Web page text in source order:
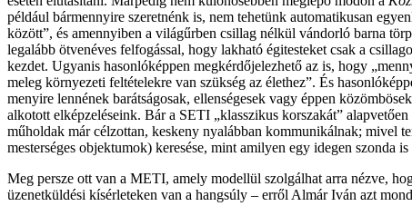
például bármennyire szeretnénk is, nem tehetünk automatikusan
között”, és amennyiben a világűrben csillag nélkül vándorló barna
legalább ötvenéves felfogással, hogy lakható égitesteket csak a
kezdet. Ugyanis hasonlóképpen megkérdőjelezhető az is, hogy
meleg környezeti feltételekre van szükség az élethez”. És
menyire lennének barátságosak, ellenségesek vagy éppen
alkotott elképzeléseink. Bár a SETI „klasszikus korszakát”
műholdak már célzottan, keskeny nyalábban kommunikálnak; mivel
mesterséges objektumok) keresése, mint amilyen egy idegen szonda
Meg persze ott van a METI, amely modellül szolgálhat arra nézve,
üzenetküldési kísérleteken van a hangsúly – erről Almár Iván azt